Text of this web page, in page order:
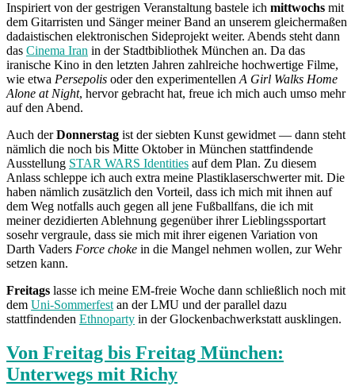
Inspiriert von der gestrigen Veranstaltung bastele ich mittwochs mit
dem Gitarristen und Sänger meiner Band an unserem gleichermaßen
dadaistischen elektronischen Sideprojekt weiter. Abends steht dann
das Cinema Iran in der Stadtbibliothek München an. Da das
iranische Kino in den letzten Jahren zahlreiche hochwertige Filme,
wie etwa Persepolis oder den experimentellen A Girl Walks Home
Alone at Night, hervor gebracht hat, freue ich mich auch umso mehr
auf den Abend.
Auch derDonnerstag ist der siebten Kunst gewidmet — dann steht
nämlich die noch bis Mitte Oktober in München stattfindende
Ausstellung STAR WARS Identities auf dem Plan. Zu diesem
Anlass schleppe ich auch extra meine Plastiklaserschwerter mit. Die
haben nämlich zusätzlich den Vorteil, dass ich mich mit ihnen auf
dem Weg notfalls auch gegen all jene Fußballfans, die ich mit
meiner dezidierten Ablehnung gegenüber ihrer Lieblingssportart
sosehr vergraule, dass sie mich mit ihrer eigenen Variation von
Darth Vaders Force choke in die Mangel nehmen wollen, zur Wehr
setzen kann.
Freitags lasse ich meine EM-freie Woche dann schließlich noch mit
dem Uni-Sommerfest an der LMU und der parallel dazu
stattfindenden Ethnoparty in der Glockenbachwerkstatt ausklingen.
Von Freitag bis Freitag München:
Unterwegs mit Richy